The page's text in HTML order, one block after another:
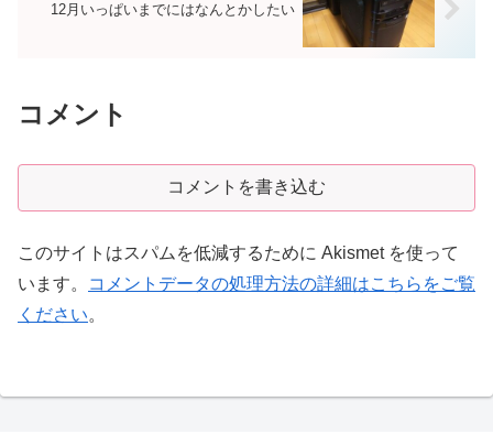
12月いっぱいまでにはなんとかしたい
コメント
コメントを書き込む
このサイトはスパムを低減するために Akismet を使って
います。
コメントデータの処理方法の詳細はこちらをご覧
ください。